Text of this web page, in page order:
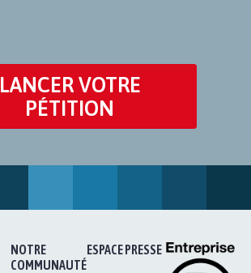
LANCER VOTRE
PÉTITION
NOTRE
COMMUNAUTÉ
ESPACE PRESSE